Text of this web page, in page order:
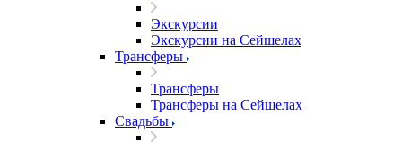
Экскурсии
Экскурсии на Сейшелах
Трансферы
Трансферы
Трансферы на Сейшелах
Свадьбы